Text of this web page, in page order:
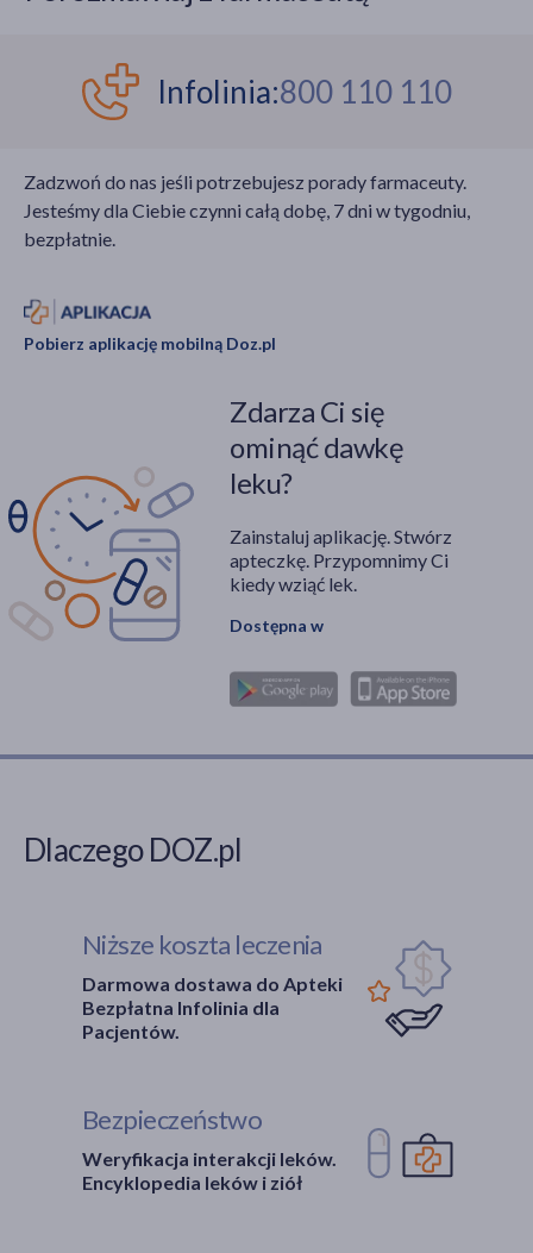
Infolinia:800 110 110
Zadzwoń do nas jeśli potrzebujesz porady farmaceuty.
Jesteśmy dla Ciebie czynni całą dobę, 7 dni w tygodniu,
bezpłatnie.
Pobierz aplikację mobilną Doz.pl
Zdarza Ci się
ominąć dawkę
leku?
Zainstaluj aplikację. Stwórz
apteczkę. Przypomnimy Ci
kiedy wziąć lek.
Dostępna w
Dlaczego DOZ.pl
Niższe koszta leczenia
Darmowa dostawa do Apteki
Bezpłatna Infolinia dla
Pacjentów.
Bezpieczeństwo
Weryfikacja interakcji leków.
Encyklopedia leków i ziół